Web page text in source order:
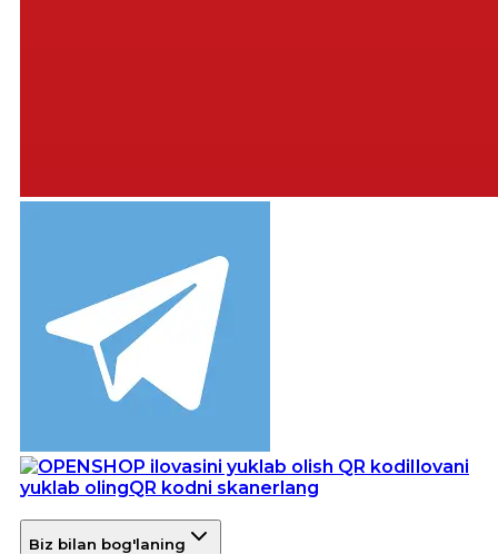
Ilovani
yuklab olingQR kodni skanerlang
Biz bilan bog'laning